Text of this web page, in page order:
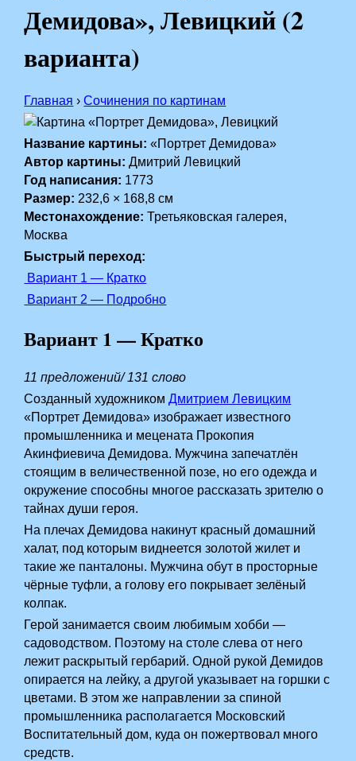
Демидова», Левицкий (2
варианта)
Главная › Сочинения по картинам
Название картины: «Портрет Демидова»
Автор картины: Дмитрий Левицкий
Год написания: 1773
Размер: 232,6 × 168,8 см
Местонахождение: Третьяковская галерея,
Москва
Быстрый переход:
Вариант 1 — Кратко
Вариант 2 — Подробно
Вариант 1 — Кратко
11 предложений/ 131 слово
Созданный художникомДмитрием Левицким
«Портрет Демидова» изображает известного
промышленника и мецената Прокопия
Акинфиевича Демидова. Мужчина запечатлён
стоящим в величественной позе, но его одежда и
окружение способны многое рассказать зрителю о
тайнах души героя.
На плечах Демидова накинут красный домашний
халат, под которым виднеется золотой жилет и
такие же панталоны. Мужчина обут в просторные
чёрные туфли, а голову его покрывает зелёный
колпак.
Герой занимается своим любимым хобби —
садоводством. Поэтому на столе слева от него
лежит раскрытый гербарий. Одной рукой Демидов
опирается на лейку, а другой указывает на горшки с
цветами. В этом же направлении за спиной
промышленника располагается Московский
Воспитательный дом, куда он пожертвовал много
средств.